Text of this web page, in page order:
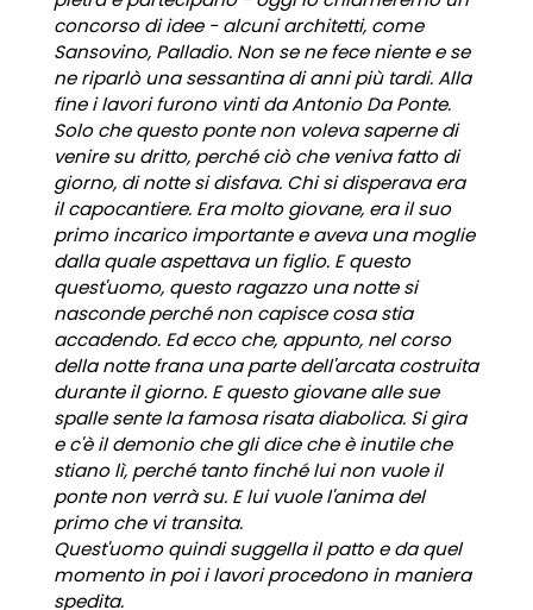
concorso di idee - alcuni architetti, come
Sansovino, Palladio. Non se ne fece niente e se
ne riparlò una sessantina di anni più tardi. Alla
fine i lavori furono vinti da Antonio Da Ponte.
Solo che questo ponte non voleva saperne di
venire su dritto, perché ciò che veniva fatto di
giorno, di notte si disfava. Chi si disperava era
il capocantiere. Era molto giovane, era il suo
primo incarico importante e aveva una moglie
dalla quale aspettava un figlio. E questo
quest'uomo, questo ragazzo una notte si
nasconde perché non capisce cosa stia
accadendo. Ed ecco che, appunto, nel corso
della notte frana una parte dell'arcata costruita
durante il giorno. E questo giovane alle sue
spalle sente la famosa risata diabolica. Si gira
e c'è il demonio che gli dice che è inutile che
stiano lì, perché tanto finché lui non vuole il
ponte non verrà su. E lui vuole l'anima del
primo che vi transita.
Quest'uomo quindi suggella il patto e da quel
momento in poi i lavori procedono in maniera
spedita.